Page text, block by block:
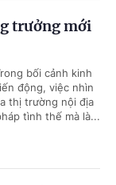
trưởng mới
bối cảnh kinh
động, việc nhìn
thị trường nội địa
tình thế mà là...